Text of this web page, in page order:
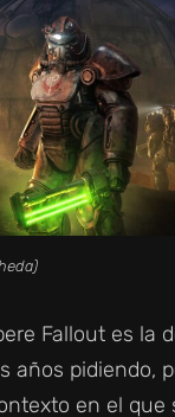
Fallout es la
años pidiendo,
en el que